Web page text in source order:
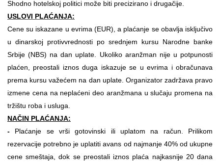
Shodno hotelskoj politici može biti precizirano i drugačije.
USLOVI PLAĆANJA:
Cene su iskazane u evrima (EUR), a plaćanje se obavlja isključivo
u dinarskoj protivvrednosti po srednjem kursu Narodne banke
Srbije (NBS) na dan uplate. Ukoliko aranžman nije u potpunosti
plaćen, preostali iznos duga iskazuje se u evrima i obračunava
prema kursu važećem na dan uplate. Organizator zadržava pravo
izmene cena na neplaćeni deo aranžmana u slučaju promena na
tržištu roba i usluga.
NAČIN PLAĆANJA:
- Plaćanje se vrši gotovinski ili uplatom na račun. Prilikom
rezervacije potrebno je uplatiti avans od najmanje 40% od ukupne
cene smeštaja, dok se preostali iznos plaća najkasnije 20 dana